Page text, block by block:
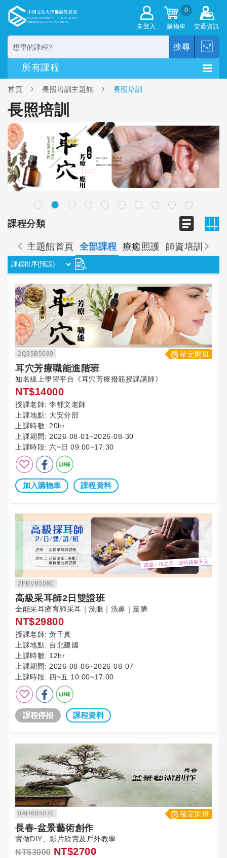
未登入
0
購物車 交通資訊
搜尋
首頁 長照培訓主題館 長照培訓
長照培訓
課程分類
主題館首頁 全部課程 療癒照護 師資培訓 經
2Q35B5080 確定開班
耳穴芳療職能進階班
知名線上學習平台《耳穴芳療撥筋授課講師》
NT$14000
授課老師: 李郁文老師
上課地點: 大安分部
上課時數: 20hr
上課期間: 2026-08-01~2026-08-30
上課時段: 六~日 09:00~17:30
加入購物車 課程資料
2PBVB5080
高級采耳師2日雙證班
全能采耳療育師采耳｜洗眼｜洗鼻｜薰臍
NT$29800
授課老師: 黃千真
上課地點: 台北建國
上課時數: 12hr
上課期間: 2026-08-06~2026-08-07
上課時段: 四~五 10:00~17:00
課程停招 課程資料
0AH6B5070 確定開班
長春-盆景藝術創作
實做DIY、影片欣賞及戶外教學
NT$3000 NT$2700